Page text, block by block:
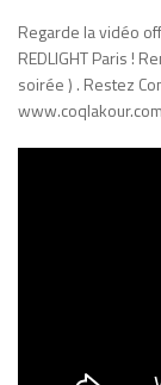
Regarde la vidéo
REDLIGHT Paris !
soirée ) . Restez
www.coqlakour.com